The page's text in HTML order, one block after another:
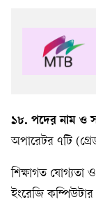
১৮. পদের নাম ও
অপারেটর ৭টি
শিক্ষাগত যোগ্যতা
ইংরেজি